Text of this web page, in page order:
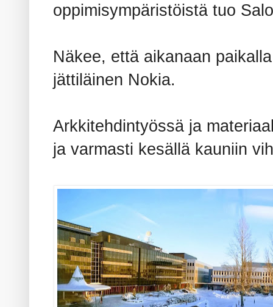
oppimisympäristöistä tuo
Näkee, että aikanaan
jättiläinen Nokia.
Arkkitehdintyössä ja
ja varmasti kesällä kauniin